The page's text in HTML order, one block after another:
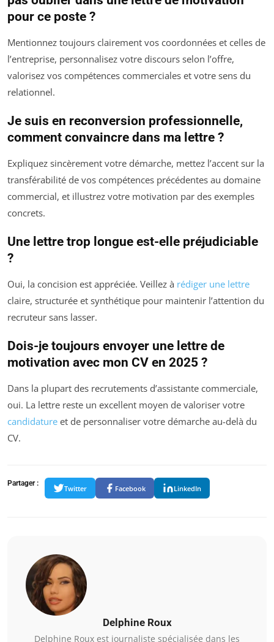
pour ce poste ?
Mentionnez toujours clairement vos coordonnées et celles de
l’entreprise, personnalisez votre discours selon l’offre,
valorisez vos compétences commerciales et votre sens du
relationnel.
Je suis en reconversion professionnelle,
comment convaincre dans ma lettre ?
Expliquez sincèrement votre démarche, mettez l’accent sur la
transférabilité de vos compétences précédentes au domaine
commercial, et illustrez votre motivation par des exemples
concrets.
Une lettre trop longue est-elle préjudiciable
?
Oui, la concision est appréciée. Veillez à rédiger une lettre
claire, structurée et synthétique pour maintenir l’attention du
recruteur sans lasser.
Dois-je toujours envoyer une lettre de
motivation avec mon CV en 2025 ?
Dans la plupart des recrutements d’assistante commerciale,
oui. La lettre reste un excellent moyen de valoriser votre
candidature et de personnaliser votre démarche au-delà du
CV.
Partager :
Twitter Facebook LinkedIn
Delphine Roux
Delphine Roux est journaliste spécialisée dans les